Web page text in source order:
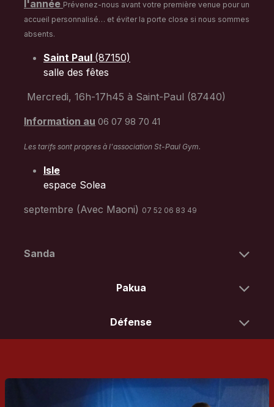
l'année Prévenez-nous avant votre première venue pour un
accueil personnalisé… et éviter la porte close si nous sommes
absents.
Saint Paul (87150)
salle des fêtes
Mercredi, 16h-17h45 à Saint-Paul (87440)
Information au 06 07 98 70 41
Les tarifs sont propres à l'association St-Paul Gym.
Isle
espace Solea
septembre (Avec Maoni) 07 52 06 83 49
Sanda
Pakua
Défense